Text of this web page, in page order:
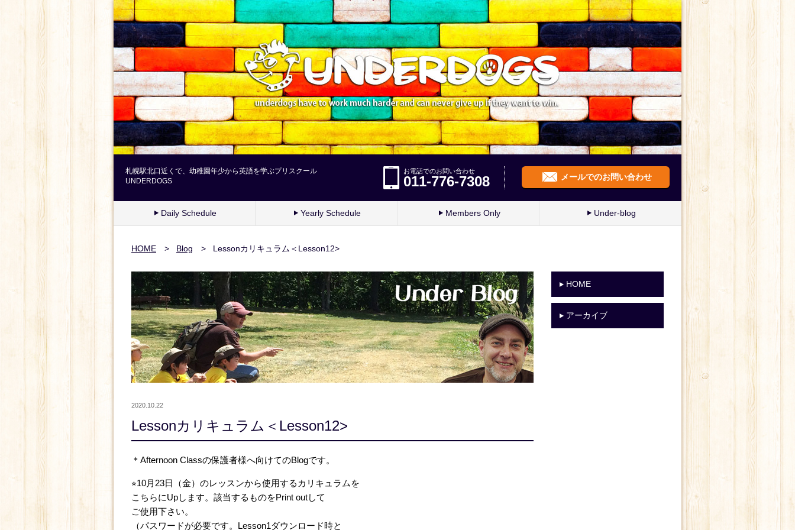
札幌駅北口近くで、幼稚園年少から英語を学ぶプリスクール
UNDERDOGS
お電話でのお問い合わせ
011-776-7308 メールでのお問い合わせ
Daily Schedule Yearly Schedule Members Only Under-blog
HOME > Blog > Lessonカリキュラム＜Lesson12>
2020.10.22
Lessonカリキュラム＜Lesson12>
＊Afternoon Classの保護者様へ向けてのBlogです。
⭐︎10月23日（金）のレッスンから使用するカリキュラムを
こちらにUpします。該当するものをPrint outして
ご使用下さい。
（パスワードが必要です。Lesson1ダウンロード時と
HOME
アーカイブ